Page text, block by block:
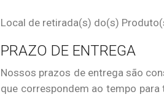
Local de retirada(s) do(s)
PRAZO DE ENTREGA
Nossos prazos de entrega são
que correspondem ao tempo